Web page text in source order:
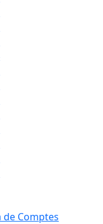
Comptes